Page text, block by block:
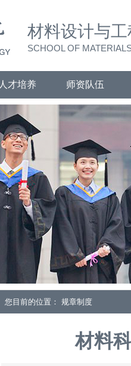
材料设计与
SCHOOL OF
人才培养 师资队伍
您目前的位置： 规章制度
材料